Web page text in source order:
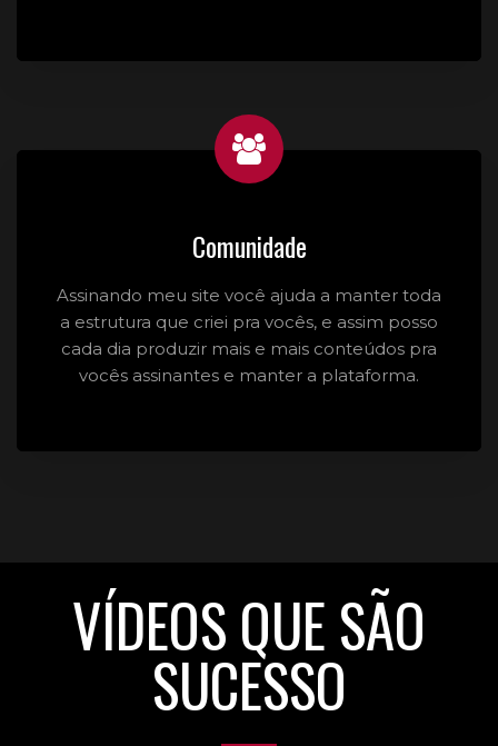
Comunidade
Assinando meu site você ajuda a manter toda
a estrutura que criei pra vocês, e assim posso
cada dia produzir mais e mais conteúdos pra
vocês assinantes e manter a plataforma.
VÍDEOS QUE SÃO
SUCESSO